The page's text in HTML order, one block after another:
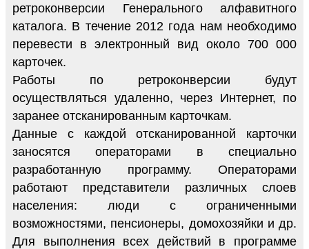
ретроконверсии Генерального алфавитного
каталога. В течение 2012 года нам необходимо
перевести в электронный вид около 700 000
карточек.
Работы по ретроконверсии будут
осуществляться удаленно, через Интернет, по
заранее отсканированным карточкам.
Данные с каждой отсканированной карточки
заносятся операторами в специально
разработанную программу. Операторами
работают представители различных слоев
населения: люди с ограниченными
возможностями, пенсионеры, домохозяйки и др.
Для выполнения всех действий в программе